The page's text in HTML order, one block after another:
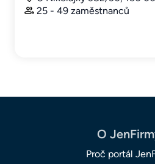
25 - 49 zaměstnanců
O
Proč portál